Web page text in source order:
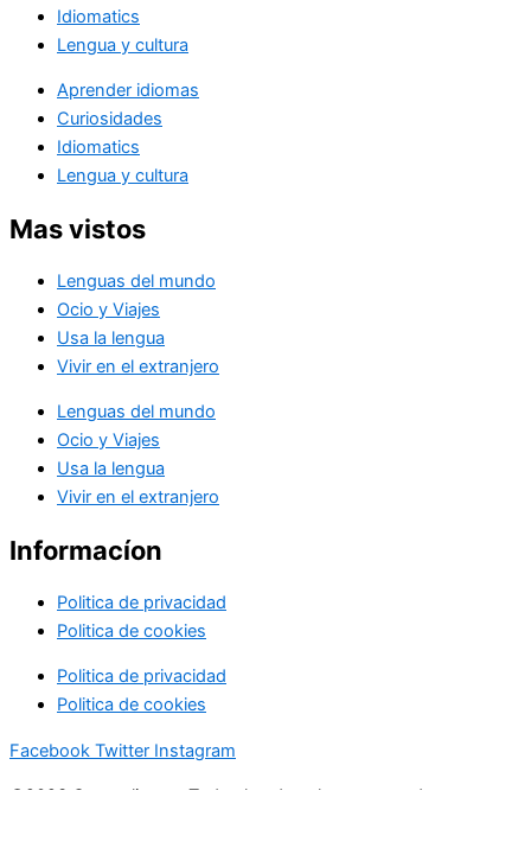
Idiomatics
Lengua y cultura
Aprender idiomas
Curiosidades
Idiomatics
Lengua y cultura
Mas vistos
Lenguas del mundo
Ocio y Viajes
Usa la lengua
Vivir en el extranjero
Lenguas del mundo
Ocio y Viajes
Usa la lengua
Vivir en el extranjero
Informacíon
Politica de privacidad
Politica de cookies
Politica de privacidad
Politica de cookies
Facebook Twitter Instagram
©2023 Cosmolingua. Todos los derechos reservados